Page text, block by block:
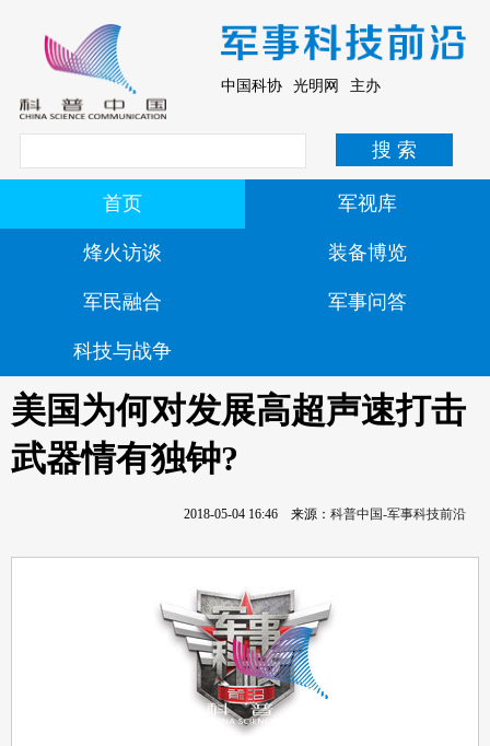
中国科协 光明网 主办
首页 军视库
烽火访谈 装备博览
军民融合 军事问答
科技与战争
美国为何对发展高超声速打击
武器情有独钟?
2018-05-04 16:46 来源： 科普中国-军事科技前沿